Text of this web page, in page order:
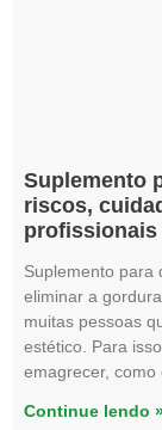
Suplemento
riscos,
profissionais
Suplemento para
eliminar a
muitas pessoas
estético. Para
emagrecer, como
Continue lendo